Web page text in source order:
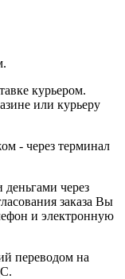
курьером.
или курьеру
- через терминал
через
заказа Вы
и электронную
переводом на